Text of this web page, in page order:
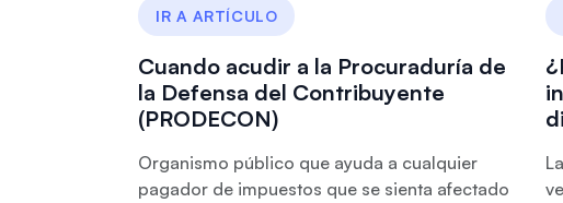
IR A ARTÍCULO
Cuando acudir a la Procuraduría de
la Defensa del Contribuyente
(PRODECON)
Organismo público que ayuda a cualquier
pagador de impuestos que se sienta afectado